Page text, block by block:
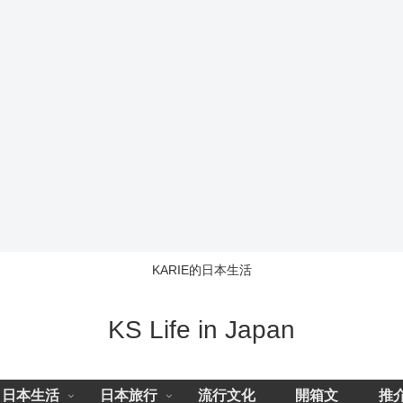
KARIE的日本生活
KS Life in Japan
日本生活 日本旅行 流行文化 開箱文 推